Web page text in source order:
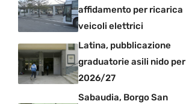
affidamento per ricarica
veicoli elettrici
Latina, pubblicazione
graduatorie asili nido per
2026/27
Sabaudia, Borgo San